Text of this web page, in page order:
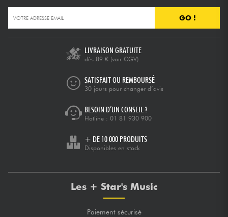
GO !
LIVRAISON GRATUITE
dès 89 € (voir CGV)
SATISFAIT OU REMBOURSÉ
30 jours pour changer d’avis
BESOIN D’UN CONSEIL ?
Hotline : 01 81 930 900
+ DE 10 000 PRODUITS
Disponibles en stock
Les + Star's Music
Paiement sécurisé